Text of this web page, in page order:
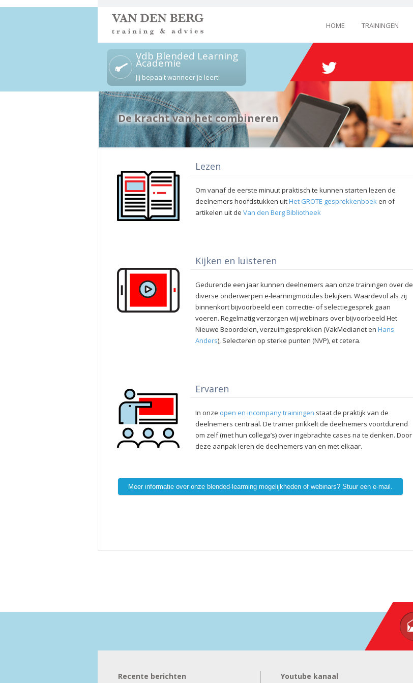
HOME TRAININGEN
Vdb Blended Learning
Academie
Jij bepaalt wanneer je leert!
De kracht van het combineren
Lezen
Om vanaf de eerste minuut praktisch te kunnen starten lezen de
deelnemers hoofdstukken uitHet GROTE gesprekkenboeken of
artikelen uit de Van den Berg Bibliotheek
Kijken en luisteren
Gedurende een jaar kunnen deelnemers aan onze trainingen over de
diverse onderwerpen e-learningmodules bekijken. Waardevol als zij
binnenkort bijvoorbeeld een correctie- of selectiegesprek gaan
voeren. Regelmatig verzorgen wij webinars over bijvoorbeeld Het
Nieuwe Beoordelen, verzuimgesprekken (VakMedianet en Hans
Anders), Selecteren op sterke punten (NVP), et cetera.
Ervaren
In onze open en incompany trainingen staat de praktijk van de
deelnemers centraal. De trainer prikkelt de deelnemers voortdurend
om zelf (met hun collega’s) over ingebrachte cases na te denken. Door
deze aanpak leren de deelnemers van en met elkaar.
Meer informatie over onze blended-learming mogelijkheden of webinars? Stuur een e-mail.
Recente berichten Youtube kanaal